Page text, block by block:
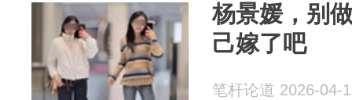
杨景媛，别
己嫁了吧
笔杆论道 2026-04-